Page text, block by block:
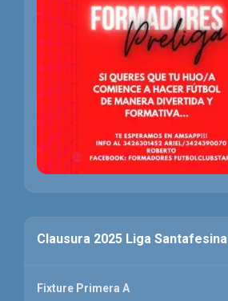
Clausura 2025 Liga Santafesina
Fixture Primera A